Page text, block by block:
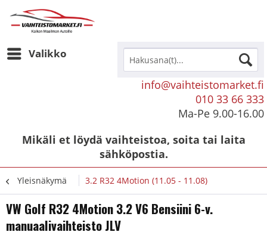
Valikko
info@vaihteistomarket.fi
010 33 66 333
Ma-Pe 9.00-16.00
Mikäli et löydä vaihteistoa, soita tai laita
sähköpostia.
Yleisnäkymä 3.2 R32 4Motion (11.05 - 11.08)
VW Golf R32 4Motion 3.2 V6 Bensiini 6-v.
manuaalivaihteisto JLV